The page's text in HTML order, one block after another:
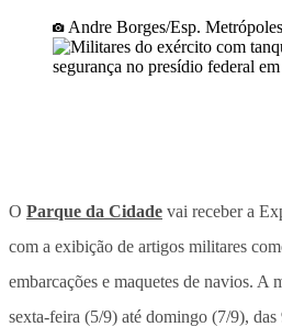
Andre Borges/Esp. Metrópoles
O Parque da Cidade vai receber a
com a exibição de artigos militares
embarcações e maquetes de navios. A
sexta-feira (5/9) até domingo (7/9),